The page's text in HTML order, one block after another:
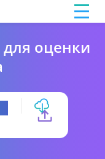
оценки